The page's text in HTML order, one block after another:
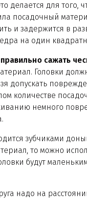
делается для
посадочный
и задержится в
на один
сажать
Головки
допускать
количестве
немного
зубчиками
то можно
будут
надо на